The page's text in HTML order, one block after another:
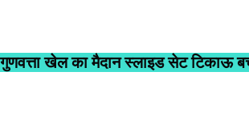
खेल का मैदान स्लाइड सेट टिकाऊ